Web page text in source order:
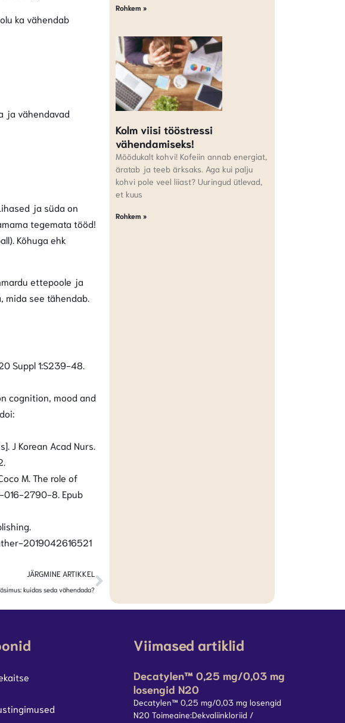
ka vähendab
ja vähendavad
ja süda on
tegemata tööd!
Kõhuga ehk
ettepoole ja
mida see tähendab.
Suppl 1:S239-48.
cognition, mood and
J Korean Acad Nurs.
M. The role of
016-2790-8. Epub
2019042616521
JÄRGMINE ARTIKKEL
kuidas seda vähendada?
Rohkem »
Kolm viisi tööstressi
vähendamiseks!
Mõõdukalt kohvi! Kofeiin annab energiat,
äratab ja teeb ärksaks. Aga kui palju
kohvi pole veel liiast? Uuringud ütlevad,
et kuus
Rohkem »
Viimased artiklid
Decatylen™ 0,25 mg/0,03 mg
losengid N20
Decatylen™ 0,25 mg/0,03 mg losengid
N20 Toimeaine:Dekvaliinkloriid /